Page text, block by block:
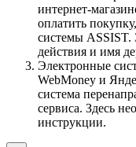
интернет-
оплатить
системы ASSIST.
действия и имя
Электронные
WebMoney и
система
сервиса. Здесь
инструкции.